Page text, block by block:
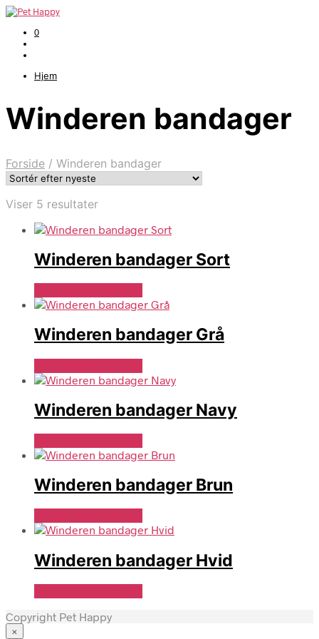
0
Hjem
Winderen bandager
Forside / Winderen bandager
Viser 5 resultaterSorteret
seneste
Winderen bandager Sort
Winderen bandager Grå
Winderen bandager Navy
Winderen bandager Brun
Winderen bandager Hvid
Copyright Pet Happy
×